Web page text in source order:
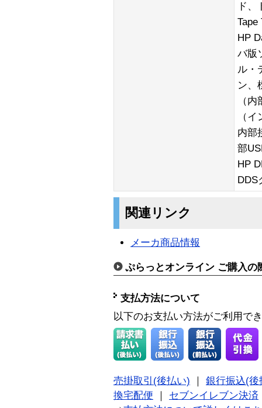
ド
Tape
HP
バ版
ル・
ン、
（
（
内部
部
HP
関連リンク
メーカ商品情報
ぷらっとオンライン ご購入の
支払方法について
以下のお支払い方法がご利用で
売掛取引(後払い) ｜ 銀行振込(後
換宅配便 ｜ セブンイレブン決済